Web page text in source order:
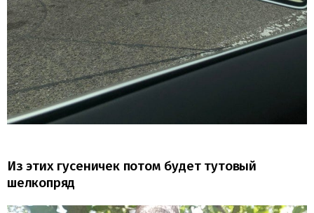
Из этих гусеничек потом будет тутовый
шелкопряд